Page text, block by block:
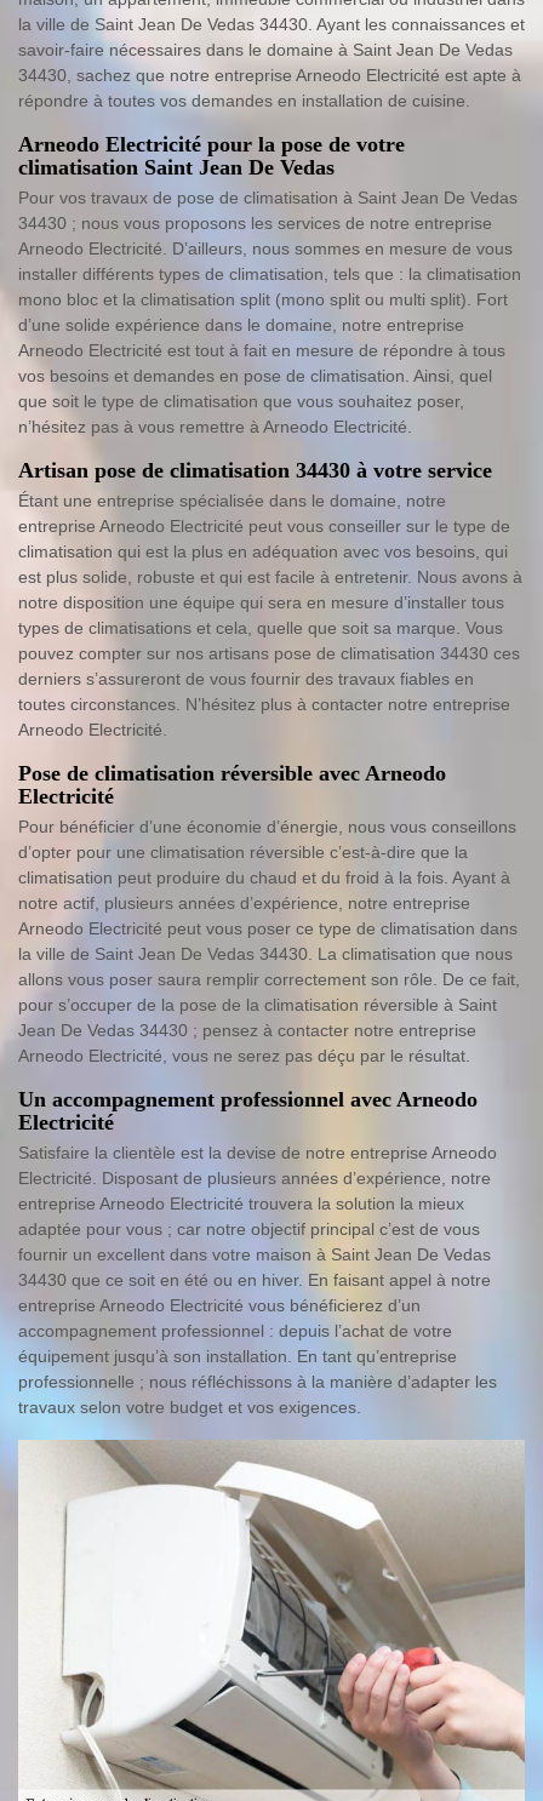
la ville de Saint Jean De Vedas 34430. Ayant les connaissances et
savoir-faire nécessaires dans le domaine à Saint Jean De Vedas
34430, sachez que notre entreprise Arneodo Electricité est apte à
répondre à toutes vos demandes en installation de cuisine.
Arneodo Electricité pour la pose de votre
climatisation Saint Jean De Vedas
Pour vos travaux de pose de climatisation à Saint Jean De Vedas
34430 ; nous vous proposons les services de notre entreprise
Arneodo Electricité. D’ailleurs, nous sommes en mesure de vous
installer différents types de climatisation, tels que : la climatisation
mono bloc et la climatisation split (mono split ou multi split). Fort
d’une solide expérience dans le domaine, notre entreprise
Arneodo Electricité est tout à fait en mesure de répondre à tous
vos besoins et demandes en pose de climatisation. Ainsi, quel
que soit le type de climatisation que vous souhaitez poser,
n’hésitez pas à vous remettre à Arneodo Electricité.
Artisan pose de climatisation 34430 à votre service
Étant une entreprise spécialisée dans le domaine, notre
entreprise Arneodo Electricité peut vous conseiller sur le type de
climatisation qui est la plus en adéquation avec vos besoins, qui
est plus solide, robuste et qui est facile à entretenir. Nous avons à
notre disposition une équipe qui sera en mesure d’installer tous
types de climatisations et cela, quelle que soit sa marque. Vous
pouvez compter sur nos artisans pose de climatisation 34430 ces
derniers s’assureront de vous fournir des travaux fiables en
toutes circonstances. N’hésitez plus à contacter notre entreprise
Arneodo Electricité.
Pose de climatisation réversible avec Arneodo
Electricité
Pour bénéficier d’une économie d’énergie, nous vous conseillons
d’opter pour une climatisation réversible c’est-à-dire que la
climatisation peut produire du chaud et du froid à la fois. Ayant à
notre actif, plusieurs années d’expérience, notre entreprise
Arneodo Electricité peut vous poser ce type de climatisation dans
la ville de Saint Jean De Vedas 34430. La climatisation que nous
allons vous poser saura remplir correctement son rôle. De ce fait,
pour s’occuper de la pose de la climatisation réversible à Saint
Jean De Vedas 34430 ; pensez à contacter notre entreprise
Arneodo Electricité, vous ne serez pas déçu par le résultat.
Un accompagnement professionnel avec Arneodo
Electricité
Satisfaire la clientèle est la devise de notre entreprise Arneodo
Electricité. Disposant de plusieurs années d’expérience, notre
entreprise Arneodo Electricité trouvera la solution la mieux
adaptée pour vous ; car notre objectif principal c’est de vous
fournir un excellent dans votre maison à Saint Jean De Vedas
34430 que ce soit en été ou en hiver. En faisant appel à notre
entreprise Arneodo Electricité vous bénéficierez d’un
accompagnement professionnel : depuis l’achat de votre
équipement jusqu’à son installation. En tant qu’entreprise
professionnelle ; nous réfléchissons à la manière d’adapter les
travaux selon votre budget et vos exigences.